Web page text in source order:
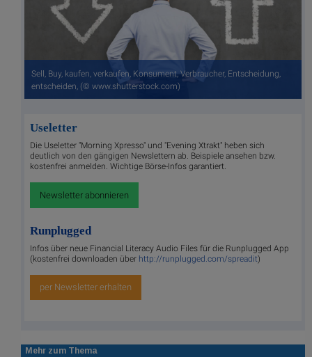
Sell, Buy, kaufen, verkaufen, Konsument, Verbraucher, Entscheidung,
entscheiden, (© www.shutterstock.com)
Useletter
Die Useletter "Morning Xpresso" und "Evening Xtrakt" heben sich
deutlich von den gängigen Newslettern ab. Beispiele ansehen bzw.
kostenfrei anmelden. Wichtige Börse-Infos garantiert.
Newsletter abonnieren
Runplugged
Infos über neue Financial Literacy Audio Files für die Runplugged App
(kostenfrei downloaden über http://runplugged.com/spreadit)
per Newsletter erhalten
Mehr zum Thema